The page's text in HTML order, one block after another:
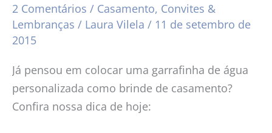
2 Comentários / Casamento, Convites &
Lembranças / Laura Vilela / 11 de setembro de
2015
Já pensou em colocar uma garrafinha de água
personalizada como brinde de casamento?
Confira nossa dica de hoje: